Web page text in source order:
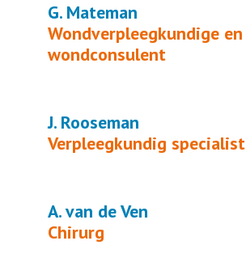
G. Mateman
Wondverpleegkundige en
wondconsulent
J. Rooseman
Verpleegkundig specialist
A. van de Ven
Chirurg